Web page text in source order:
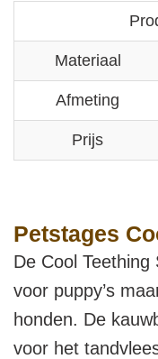
Materiaal
Afmeting
Prijs
Petstages
De Cool
voor puppy’s
honden. De
voor het